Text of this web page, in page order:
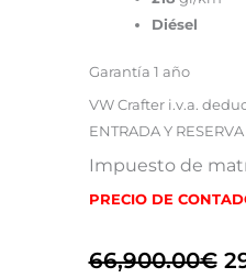
Diésel
Garantía 1 año
VW Crafter i.v.a.
ENTRADA Y
Impuesto de
PRECIO DE
66,900.00€